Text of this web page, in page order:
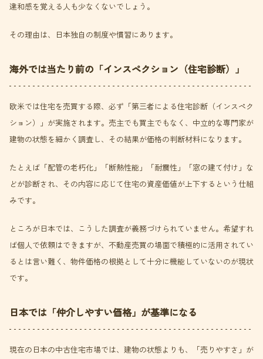
違和感を覚える人も少なくないでしょう。
その理由は、日本独自の制度や慣習にあります。
海外では当たり前の「インスペクション（住宅診断）」
欧米では住宅を売買する際、必ず「第三者による住宅診断（インスペク
ション）」が実施されます。売主でも買主でもなく、中立的な専門家が
建物の状態を細かく調査し、その結果が価格の判断材料になります。
たとえば「配管の老朽化」「断熱性能」「耐震性」「窓の建て付け」な
どが診断され、その内容に応じて住宅の資産価値が上下するという仕組
みです。
ところが日本では、こうした調査が義務づけられていません。希望すれ
ば個人で依頼はできますが、不動産売買の場面で積極的に活用されてい
るとは言い難く、物件価格の根拠として十分に機能していないのが現状
です。
日本では「仲介しやすい価格」が基準になる
現在の日本の中古住宅市場では、建物の状態よりも、「売りやすさ」が